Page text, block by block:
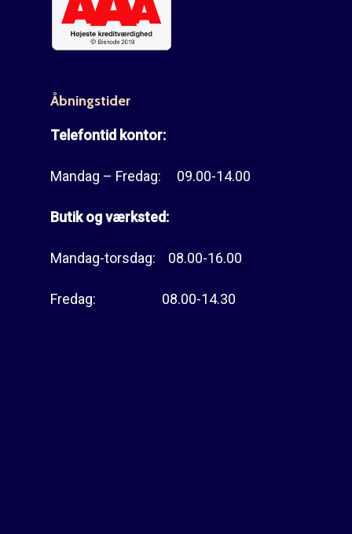
Åbningstider
Telefontid kontor:
Mandag – Fredag: 09.00-14.00
Butik og værksted:
Mandag-torsdag: 08.00-16.00
Fredag: 08.00-14.30